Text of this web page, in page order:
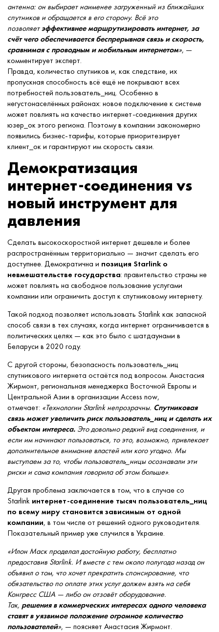
антенна: он выбирает наименее загруженный из ближайших
спутников и обращается в его сторону. Всё это
позволяетэффективнее маршрутизировать интернет, за
счёт чего обеспечивается беспрерывная связь и скорость,
сравнимая с проводным и мобильным интернетом», —
комментирует эксперт.
Правда, количество спутников и, как следствие, их
пропускная способность всё ещё не покрывают всех
потребностей пользователь_ниц. Особенно в
негустонаселённых районах: новое подключение к системе
может повлиять на качество интернет-соединения других
юзер_ок этого региона. Поэтому в компании закономерно
появились бизнес-тарифы, которые приоритезирует
клиент_ок и гарантируют им скорость связи.
Демократизация
интернет-соединения vs
новый инструмент для
давления
Сделать высокоскоростной интернет дешевле и более
распространённым территориально — значит сделать его
доступнее. Демократична и позиция Starlink о
невмешательстве государства: правительство страны не
может повлиять на свободное пользование услугами
компании или ограничить доступ к спутниковому интернету.
Такой подход позволяет использовать Starlink как запасной
способ связи в тех случаях, когда интернет ограничивается в
политических целях — как это было с шатдаунами в
Беларуси в 2020 году.
С другой стороны, безопасность пользователь_ниц
спутникового интернета остаётся под вопросом. Анастасия
Жирмонт, региональная менеджерка Восточной Европы и
Центральной Азии в организации Access now,
отмечает: «Технологии Starlink непрозрачны. Спутниковая
связь может увеличить риск пользователь_ниц и сделать их
объектом интереса. Это довольно редкий вид соединения, и
если им начинают пользоваться, то это, возможно, привлекает
дополнительное внимание властей или кого угодно. Мы
выступаем за то, чтобы пользователь_ницы осознавали эти
риски и сама компания говорила об этом больше».
Другая проблема заключается в том, что в случае со
Starlink интернет-соединение тысяч пользователь_ниц
по всему миру становится зависимым от одной
компании, в том числе от решений одного руководителя.
Показательный пример уже случился в Украине.
«Илон Маск проделал достойную работу, бесплатно
предоставив Starlink. И вместе с тем около полугода назад он
объявил о том, что хочет прекратить спонсирование, что
обязательство по оплате этих услуг должен взять на себя
Конгресс США — либо он отзовёт оборудование.
Так, решения в коммерческих интересах одного человека
ставят в уязвимое положение огромное количество
пользователей», — поясняет Анастасия Жирмонт.